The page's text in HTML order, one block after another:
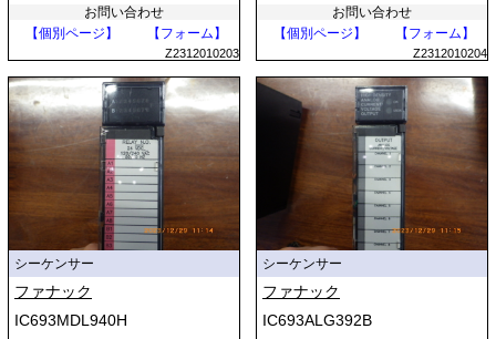
お問い合わせ
【個別ページ】
【フォーム】
Z2312010203
お問い合わせ
【個別ページ】
【フォーム】
Z2312010204
シーケンサー
ファナック
IC693MDL940H
シーケンサー
ファナック
IC693ALG392B